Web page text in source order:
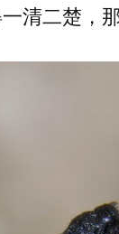
清二楚，